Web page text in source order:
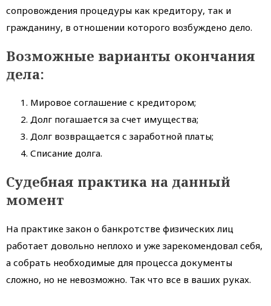
сопровождения процедуры как кредитору, так и
гражданину, в отношении которого возбуждено дело.
Возможные варианты окончания
дела:
Мировое соглашение с кредитором;
Долг погашается за счет имущества;
Долг возвращается с заработной платы;
Списание долга.
Судебная практика на данный
момент
На практике закон о банкротстве физических лиц
работает довольно неплохо и уже зарекомендовал себя,
а собрать необходимые для процесса документы
сложно, но не невозможно. Так что все в ваших руках.